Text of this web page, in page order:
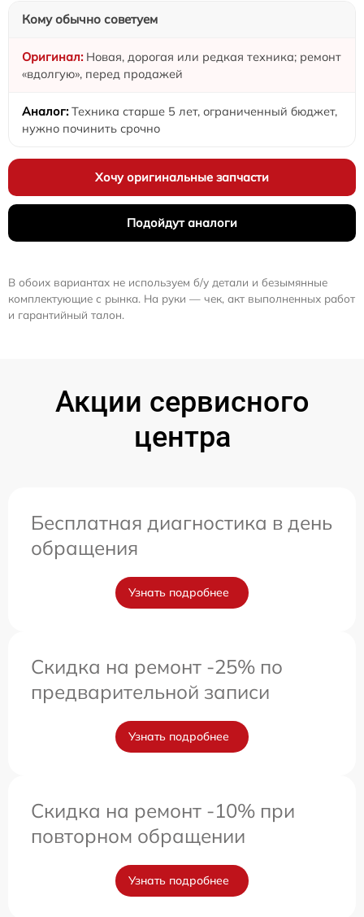
Кому обычно советуем
Новая, дорогая или редкая техника; ремонт
«вдолгую», перед продажей
Техника старше 5 лет, ограниченный бюджет,
нужно починить срочно
Хочу оригинальные запчасти
Подойдут аналоги
В обоих вариантах не используем б/у детали и безымянные
комплектующие с рынка. На руки — чек, акт выполненных работ
и гарантийный талон.
Акции сервисного
центра
Бесплатная диагностика в день
обращения
Узнать подробнее
Скидка на ремонт -25% по
предварительной записи
Узнать подробнее
Скидка на ремонт -10% при
повторном обращении
Узнать подробнее